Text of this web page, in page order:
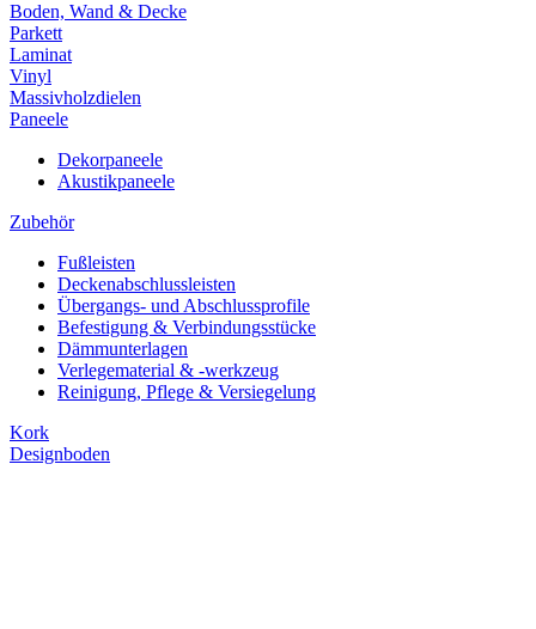
Boden, Wand & Decke
Parkett
Laminat
Vinyl
Massivholzdielen
Paneele
Dekorpaneele
Akustikpaneele
Zubehör
Fußleisten
Deckenabschlussleisten
Übergangs- und Abschlussprofile
Befestigung & Verbindungsstücke
Dämmunterlagen
Verlegematerial & -werkzeug
Reinigung, Pflege & Versiegelung
Kork
Designboden